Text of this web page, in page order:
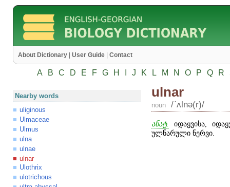
About Dictionary User Guide Contact
A B C D E F G H J K L M N O P Q R
Nearby words
uliginous
Ulmaceae
Ulmus
ulna
ulnae
ulnar
Ulothrix
ulotrichous
ulnar
noun /ʹʌlnə(r)/
ანატ.
იდაყვისა,
ულნარული ნერვი.